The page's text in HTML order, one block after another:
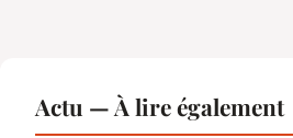
Actu — À lire également